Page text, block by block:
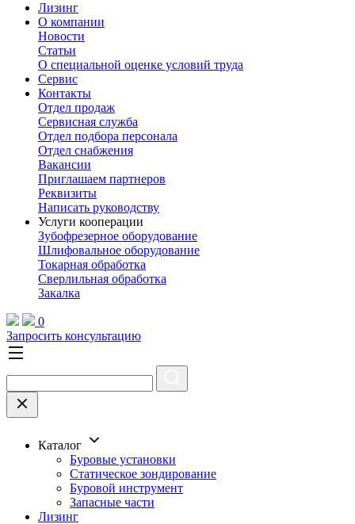
Лизинг
О компании
Новости
Статьи
О специальной оценке условий труда
Сервис
Контакты
Отдел продаж
Сервисная служба
Отдел подбора персонала
Отдел снабжения
Вакансии
Приглашаем партнеров
Реквизиты
Написать руководству
Услуги кооперации
Зубофрезерное оборудование
Шлифовальное оборудование
Токарная обработка
Cверлильная обработка
Закалка
0
Запросить консультацию
Каталог
Буровые установки
Статическое зондирование
Буровой инструмент
Запасные части
Лизинг